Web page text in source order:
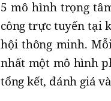
5 mô hình trọng
công trực tuyến tại
hội thông minh.
nhất một mô hình
tổng kết, đánh giá